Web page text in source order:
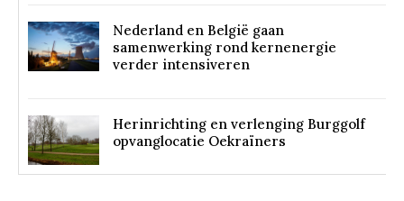
Nederland en België gaan
samenwerking rond kernenergie
verder intensiveren
Herinrichting en verlenging Burggolf
opvanglocatie Oekraïners